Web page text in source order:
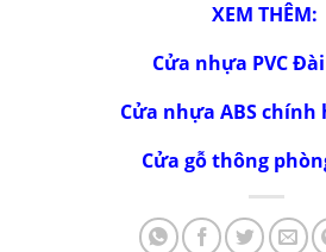
XEM THÊM:
Cửa nhựa PVC
Cửa nhựa ABS chính
Cửa gỗ thông